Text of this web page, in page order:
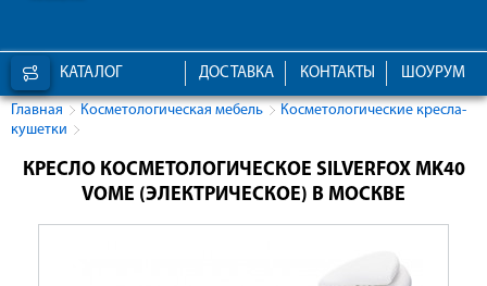
КАТАЛОГ ШОУРУМ
КОНТАКТЫ
ДОСТАВКА
Главная Косметологическая мебель
Косметологические кресла-
кушетки
КРЕСЛО КОСМЕТОЛОГИЧЕСКОЕ SILVERFOX MK40
VOME (ЭЛЕКТРИЧЕСКОЕ) В МОСКВЕ